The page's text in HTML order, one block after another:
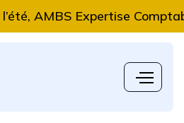
Expertise Comptable